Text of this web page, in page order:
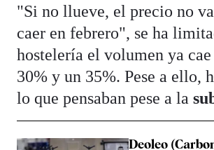
"Si no llueve, el precio no
caer en febrero", se ha
hostelería el volumen ya
30% y un 35%. Pese a ello,
lo que pensaban pese a la
Deoleo